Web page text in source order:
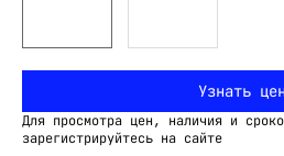
Узнать
Для просмотра цен, наличия и
зарегистрируйтесь на сайте